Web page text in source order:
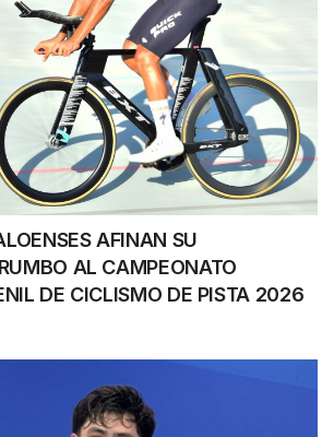
AFINAN SU
AL CAMPEONATO
DE CICLISMO DE PISTA 2026